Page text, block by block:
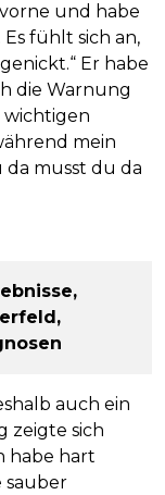
und habe
fühlt sich an,
Er habe
die Warnung
wichtigen
mein
da musst du da
auch ein
zeigte sich
habe hart
sauber